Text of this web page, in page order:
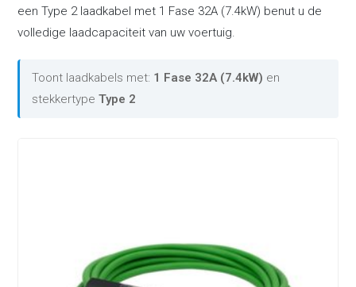
een Type 2 laadkabel met 1 Fase 32A (7.4kW) benut u de
volledige laadcapaciteit van uw voertuig.
Toont laadkabels met: 1 Fase 32A (7.4kW) en
stekkertypeType 2